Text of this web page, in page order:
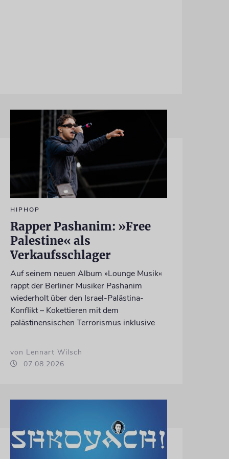
HIPHOP
Rapper Pashanim: »Free
Palestine« als
Verkaufsschlager
Auf seinem neuen Album »Lounge Musik«
rappt der Berliner Musiker Pashanim
wiederholt über den Israel-Palästina-
Konflikt – Kokettieren mit dem
palästinensischen Terrorismus inklusive
von Lennart Wilsch
07.08.2026